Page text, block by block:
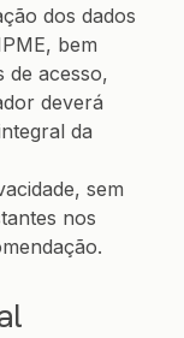
dos dados
bem
de acesso,
deverá
da
sem
nos